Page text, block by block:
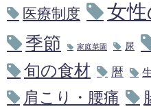
医療制度 女
季節 家庭菜園 尿
旬の食材 暦
肩こり・腰痛